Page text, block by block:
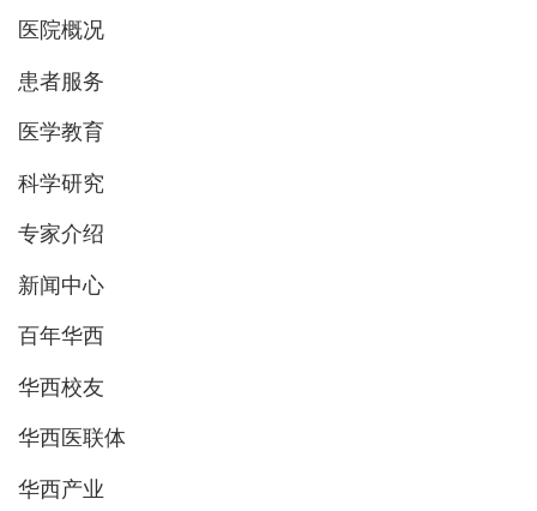
医院概况
患者服务
医学教育
科学研究
专家介绍
新闻中心
百年华西
华西校友
华西医联体
华西产业